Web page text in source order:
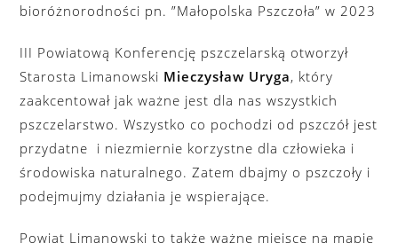
bioróżnorodności pn. ”Małopolska Pszczoła” w 2023
III Powiatową Konferencję pszczelarską otworzył
Starosta Limanowski Mieczysław Uryga, który
zaakcentował jak ważne jest dla nas wszystkich
pszczelarstwo. Wszystko co pochodzi od pszczół jest
przydatne i niezmiernie korzystne dla człowieka i
środowiska naturalnego. Zatem dbajmy o pszczoły i
podejmujmy działania je wspierające.
Powiat Limanowski to także ważne miejsce na mapie